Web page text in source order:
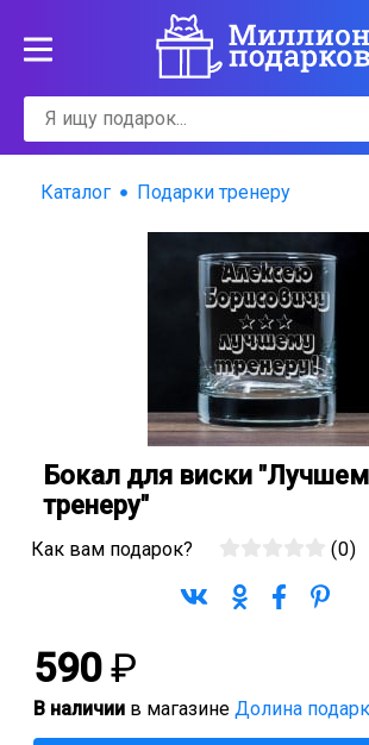
Каталог Подарки тренеру
Бокал для виски
тренеру"
Как вам подарок? (0)
590 ₽
В наличии в магазине Долина